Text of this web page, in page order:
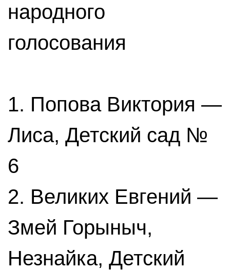
народного
голосования
1. Попова Виктория —
Лиса, Детский сад №
6
2. Великих Евгений —
Змей Горыныч,
Незнайка, Детский